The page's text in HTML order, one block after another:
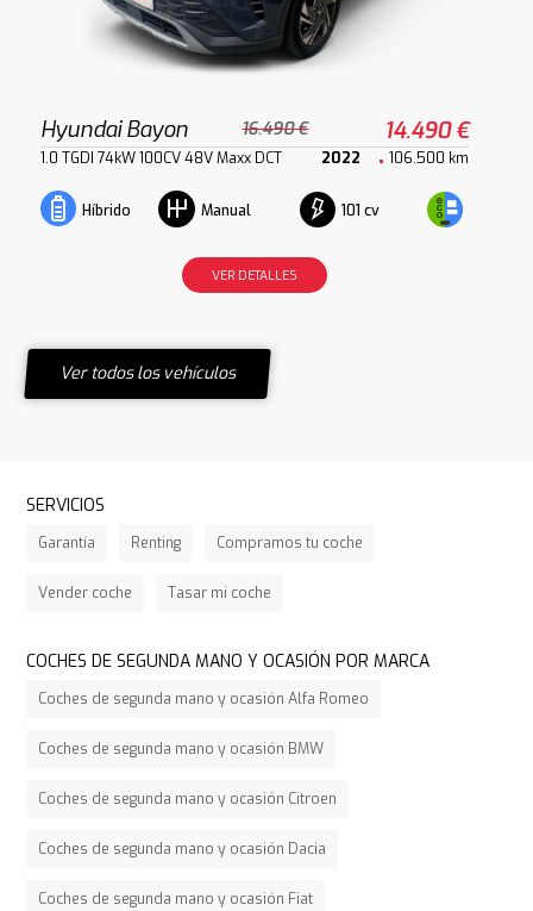
Hyundai Bayon 16.490 € 14.490 €
1.0 TGDI 74kW 100CV 48V Maxx DCT 2022 106.500 km
Híbrido Manual 101 cv
VER DETALLES
Ver todos los vehículos
SERVICIOS
Garantía Renting Compramos tu coche
Vender coche Tasar mi coche
COCHES DE SEGUNDA MANO Y OCASIÓN POR MARCA
Coches de segunda mano y ocasión Alfa Romeo
Coches de segunda mano y ocasión BMW
Coches de segunda mano y ocasión Citroen
Coches de segunda mano y ocasión Dacia
Coches de segunda mano y ocasión Fiat